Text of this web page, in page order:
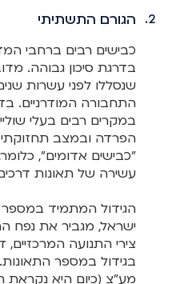
הגורם התשתיתי
כבישים רבים ברחבי
בדרגת סיכון גבוהה.
שנסללו לפני עשרות
התחבורה המודרניים.
במקרים רבים בעלי
הפרדה ובמצב
"כבישים אדומים",
עשירה של תאונות
הגידול המתמיד במספר
ישראל, מגביר את נפח
צירי התנועה
בגידול במספר
מע"צ (כיום היא נקראת